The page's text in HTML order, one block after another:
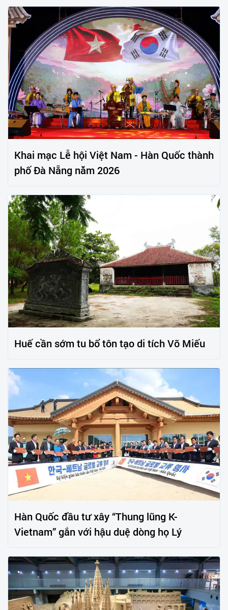
Khai mạc Lễ hội Việt Nam - Hàn Quốc thành
phố Đà Nẵng năm 2026
Huế cần sớm tu bổ tôn tạo di tích Võ Miếu
Hàn Quốc đầu tư xây “Thung lũng K-
Vietnam” gắn với hậu duệ dòng họ Lý